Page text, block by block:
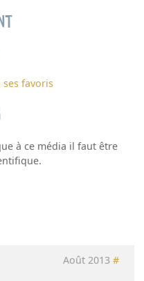
ses favoris
à ce média il faut être
Août 2013 #